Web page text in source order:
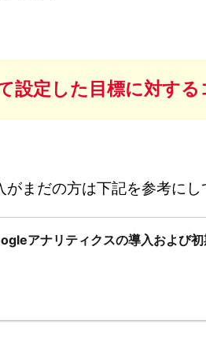
設定した目標に対する
まだの方は下記を参考にし
アナリティクスの導入および